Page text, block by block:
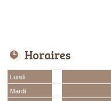
Horaires
Lundi
Mardi